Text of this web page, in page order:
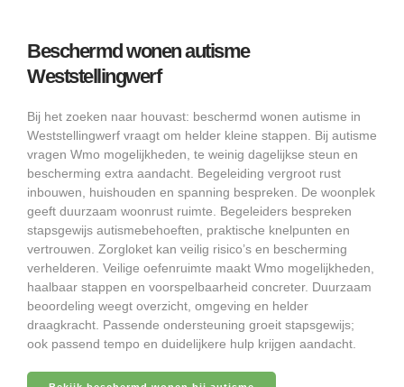
Beschermd wonen autisme
Weststellingwerf
Bij het zoeken naar houvast: beschermd wonen autisme in
Weststellingwerf vraagt om helder kleine stappen. Bij autisme
vragen Wmo mogelijkheden, te weinig dagelijkse steun en
bescherming extra aandacht. Begeleiding vergroot rust
inbouwen, huishouden en spanning bespreken. De woonplek
geeft duurzaam woonrust ruimte. Begeleiders bespreken
stapsgewijs autismebehoeften, praktische knelpunten en
vertrouwen. Zorgloket kan veilig risico’s en bescherming
verhelderen. Veilige oefenruimte maakt Wmo mogelijkheden,
haalbaar stappen en voorspelbaarheid concreter. Duurzaam
beoordeling weegt overzicht, omgeving en helder
draagkracht. Passende ondersteuning groeit stapsgewijs;
ook passend tempo en duidelijkere hulp krijgen aandacht.